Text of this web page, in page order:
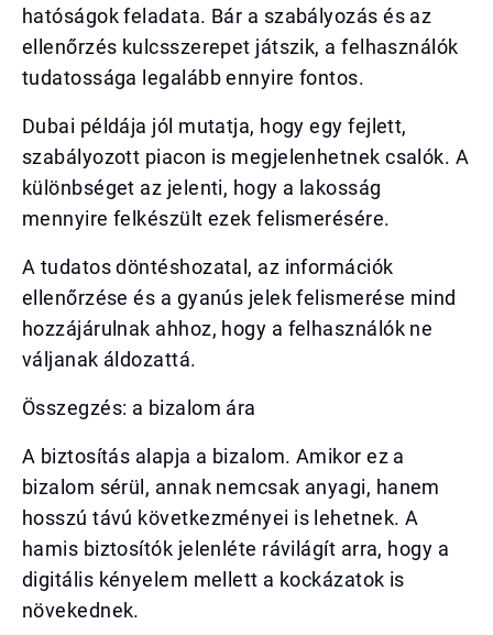
hatóságok feladata. Bár a szabályozás és az
ellenőrzés kulcsszerepet játszik, a felhasználók
tudatossága legalább ennyire fontos.
Dubai példája jól mutatja, hogy egy fejlett,
szabályozott piacon is megjelenhetnek csalók. A
különbséget az jelenti, hogy a lakosság
mennyire felkészült ezek felismerésére.
A tudatos döntéshozatal, az információk
ellenőrzése és a gyanús jelek felismerése mind
hozzájárulnak ahhoz, hogy a felhasználók ne
váljanak áldozattá.
Összegzés: a bizalom ára
A biztosítás alapja a bizalom. Amikor ez a
bizalom sérül, annak nemcsak anyagi, hanem
hosszú távú következményei is lehetnek. A
hamis biztosítók jelenléte rávilágít arra, hogy a
digitális kényelem mellett a kockázatok is
növekednek.